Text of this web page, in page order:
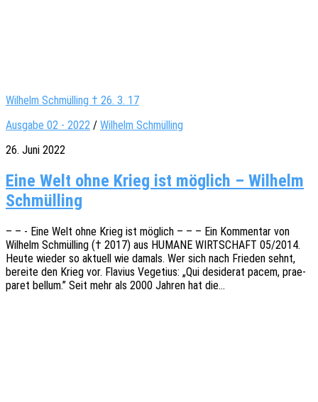
Wilhelm Schmülling † 26. 3. 17
Ausgabe 02 - 2022 / Wilhelm Schmülling
26. Juni 2022
Eine Welt ohne Krieg ist möglich – Wilhelm
Schmülling
– – - Eine Welt ohne Krieg ist möglich – – – Ein Kommen­tar von
Wilhelm Schmül­l­ing († 2017) aus HUMANE WIRTSCHAFT 05/2014.
Heute wieder so aktu­ell wie damals. Wer sich nach Frie­den sehnt,
berei­te den Krieg vor. Flavi­us Vege­ti­us: „Qui desi­de­rat pacem, prae­
pa­ret bellum.” Seit mehr als 2000 Jahren hat die…